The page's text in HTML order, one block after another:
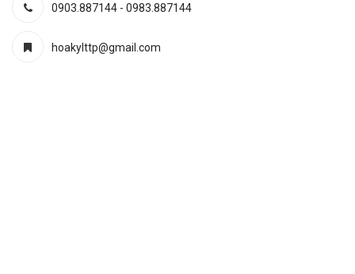
0903.887144 - 0983.887144
hoakylttp@gmail.com